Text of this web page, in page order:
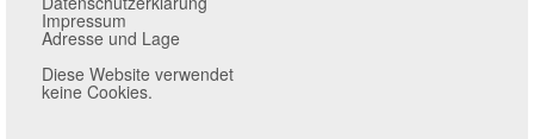
Impressum
Adresse und Lage
Diese Website verwendet
keine Cookies.